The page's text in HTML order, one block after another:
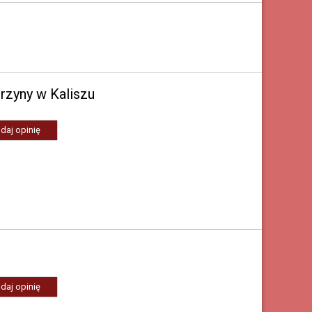
w Kaliszu
opinię
opinię